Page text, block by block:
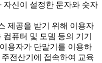
자신이 설정한 문자와 숫자
제공을 받기 위해 이용자
퓨터 및 모뎀 등의 기기
용자가 단말기를 이용하
전산기에 접속하여 교육